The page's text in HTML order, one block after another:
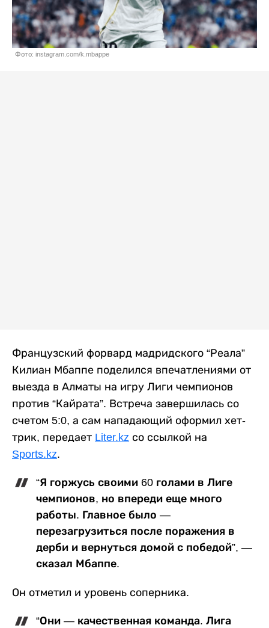
Фото: instagram.com/k.mbappe
Французский форвард мадридского “Реала”
Килиан Мбаппе поделился впечатлениями от
выезда в Алматы на игру Лиги чемпионов
против “Кайрата”. Встреча завершилась со
счетом 5:0, а сам нападающий оформил хет-
трик, передает Liter.kz со ссылкой на
Sports.kz.
“Я горжусь своими 60 голами в Лиге
чемпионов, но впереди еще много
работы. Главное было —
перезагрузиться после поражения в
дерби и вернуться домой с победой”, —
сказал Мбаппе.
Он отметил и уровень соперника.
“Они — качественная команда. Лига